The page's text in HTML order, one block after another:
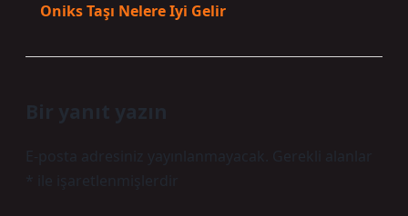
Oniks Taşı Nelere Iyi Gelir
Bir yanıt yazın
E-posta adresiniz yayınlanmayacak.
Gerekli alanlar
ile işaretlenmişlerdir